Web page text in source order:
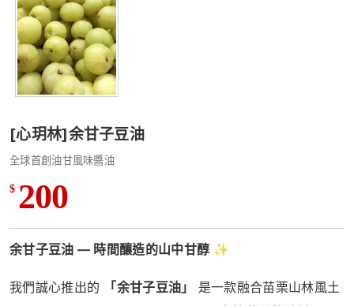
[心玥林]余甘子豆油
全球首創油甘風味醬油
$ 200
余甘子豆油 — 時間釀造的山中甘醇 ✨
我們誠心推出的 「余甘子豆油」
是一款融合苗栗山林風土